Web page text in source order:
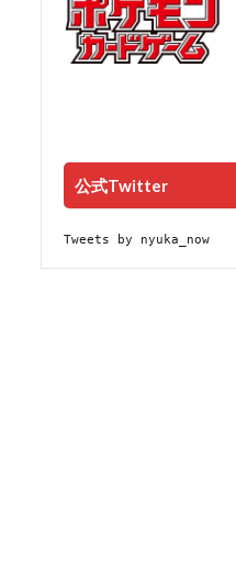
公式Twitter
Tweets by nyuka_now